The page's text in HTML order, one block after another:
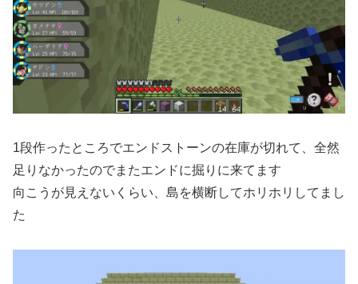
1段作ったところでエンドストーンの在庫が切れて、全然
足りなかったのでまたエンドに掘りに来てます
向こうが見えないくらい、島を横断してホリホリしてまし
た